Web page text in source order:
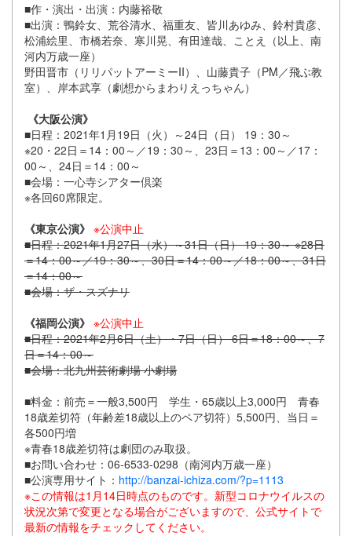
■作・演出・出演：内藤裕敬
■出演：鴨鈴女、荒谷清水、福重友、皆川あゆみ、鈴村貴彦、
松浦絵里、市橋若奈、寒川晃、有田達哉、ことえ（以上、南
河内万歳一座）
野田晋市（リリパットアーミーII）、山藤貴子（PM／飛ぶ教
室）、岸本武享（劇想からまわりえっちゃん）
《大阪公演》
■日程：2021年1月19日（火）～24日（日） 19：30～
※20・22日＝14：00～／19：30～、23日＝13：00～／17：
00～、24日＝14：00～
■会場：一心寺シアター倶楽
※各回60席限定。
《東京公演》 ※公演中止
■日程：2021年1月27日（水）～31日（日） 19：30～ ※28日
＝14：00～／19：30～、30日＝14：00～／18：00～、31日
＝14：00～
■会場：ザ・スズナリ
《福岡公演》 ※公演中止
■日程：2021年2月6日（土）・7日（日） 6日＝18：00～、7
日＝14：00～
■会場：北九州芸術劇場 小劇場
■料金：前売＝一般3,500円 学生・65歳以上3,000円 青春
18歳差切符（年齢差18歳以上のペア切符）5,500円、当日＝
各500円増
※青春18歳差切符は劇団のみ取扱。
■お問い合わせ：06-6533-0298（南河内万歳一座）
■公演専用サイト： http://banzai-ichiza.com/?p=1113​
※この情報は1月14日時点のものです。新型コロナウイルスの
状況次第で変更となる場合がございますので、公式サイトで
最新の情報をチェックしてください。